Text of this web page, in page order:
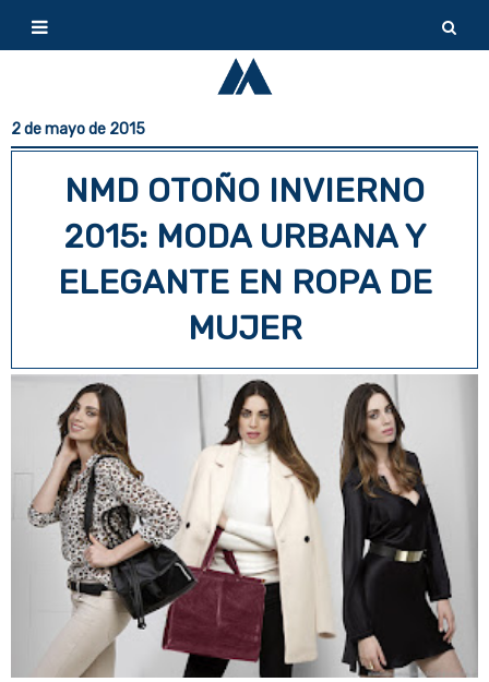
2 de mayo de 2015
NMD OTOÑO INVIERNO
2015: MODA URBANA Y
ELEGANTE EN ROPA DE
MUJER